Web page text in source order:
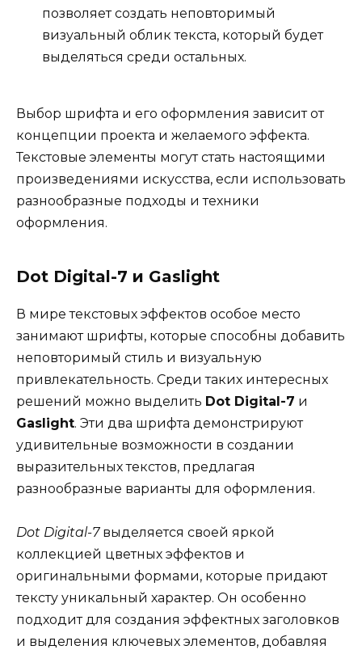
позволяет создать неповторимый
визуальный облик текста, который будет
выделяться среди остальных.
Выбор шрифта и его оформления зависит от
концепции проекта и желаемого эффекта.
Текстовые элементы могут стать настоящими
произведениями искусства, если использовать
разнообразные подходы и техники
оформления.
Dot Digital-7 и Gaslight
В мире текстовых эффектов особое место
занимают шрифты, которые способны добавить
неповторимый стиль и визуальную
привлекательность. Среди таких интересных
решений можно выделить Dot Digital-7 и
Gaslight. Эти два шрифта демонстрируют
удивительные возможности в создании
выразительных текстов, предлагая
разнообразные варианты для оформления.
Dot Digital-7выделяется своей яркой
коллекцией цветных эффектов и
оригинальными формами, которые придают
тексту уникальный характер. Он особенно
подходит для создания эффектных заголовков
и выделения ключевых элементов, добавляя